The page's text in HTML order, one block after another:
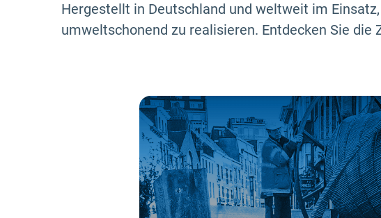
Hergestellt in Deutschland und weltweit im
umweltschonend zu realisieren. Entdecken Sie